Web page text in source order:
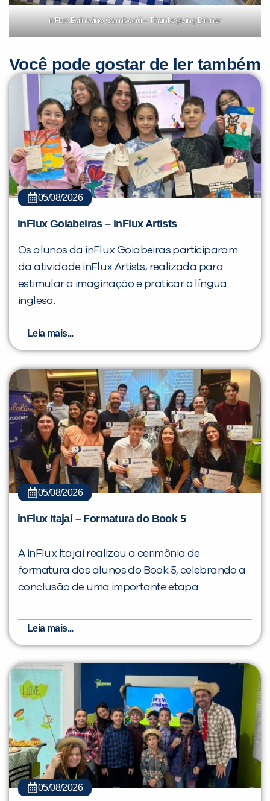
inFlux Balneário Camboriú – Thanksgiving Dinner
Você pode gostar de ler também
05/08/2026
inFlux Goiabeiras – inFlux Artists
Os alunos da inFlux Goiabeiras participaram
da atividade inFlux Artists, realizada para
estimular a imaginação e praticar a língua
inglesa.
Leia mais...
05/08/2026
inFlux Itajaí – Formatura do Book 5
A inFlux Itajaí realizou a cerimônia de
formatura dos alunos do Book 5, celebrando a
conclusão de uma importante etapa.
Leia mais...
05/08/2026